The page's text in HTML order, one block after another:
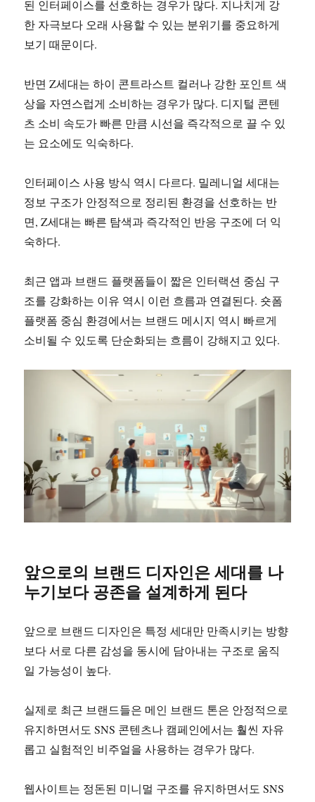
된 인터페이스를 선호하는 경우가 많다. 지나치게 강
한 자극보다 오래 사용할 수 있는 분위기를 중요하게
보기 때문이다.
반면 Z세대는 하이 콘트라스트 컬러나 강한 포인트 색
상을 자연스럽게 소비하는 경우가 많다. 디지털 콘텐
츠 소비 속도가 빠른 만큼 시선을 즉각적으로 끌 수 있
는 요소에도 익숙하다.
인터페이스 사용 방식 역시 다르다. 밀레니얼 세대는
정보 구조가 안정적으로 정리된 환경을 선호하는 반
면, Z세대는 빠른 탐색과 즉각적인 반응 구조에 더 익
숙하다.
최근 앱과 브랜드 플랫폼들이 짧은 인터랙션 중심 구
조를 강화하는 이유 역시 이런 흐름과 연결된다. 숏폼
플랫폼 중심 환경에서는 브랜드 메시지 역시 빠르게
소비될 수 있도록 단순화되는 흐름이 강해지고 있다.
앞으로의 브랜드 디자인은 세대를 나
누기보다 공존을 설계하게 된다
앞으로 브랜드 디자인은 특정 세대만 만족시키는 방향
보다 서로 다른 감성을 동시에 담아내는 구조로 움직
일 가능성이 높다.
실제로 최근 브랜드들은 메인 브랜드 톤은 안정적으로
유지하면서도 SNS 콘텐츠나 캠페인에서는 훨씬 자유
롭고 실험적인 비주얼을 사용하는 경우가 많다.
웹사이트는 정돈된 미니멀 구조를 유지하면서도 SNS